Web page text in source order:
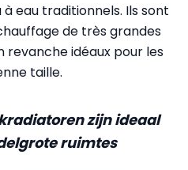
eau traditionnels. Ils sont
de très grandes
revanche idéaux pour les
taille.
zijn ideaal
ruimtes